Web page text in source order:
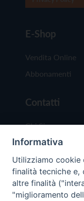
E-Shop
Vendita Online
Abbonamenti
Contatti
Chi Siamo
Redazione
Scrivici
Informativa
Utilizziamo cookie
finalità tecniche e,
altre finalità
"miglioramento